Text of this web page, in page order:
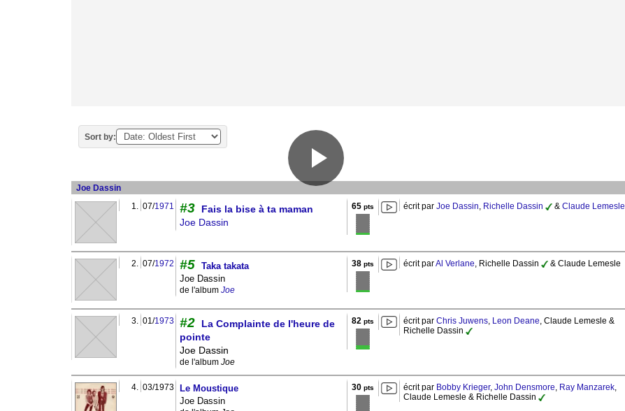
Sort by:
Joe Dassin
1. 07/1971 #3
Fais la bise à ta maman
Joe Dassin
65 pts écrit par Joe Dassin, Richelle Dassin & Claude Lemesle
2. 07/1972 #5 Taka takata
Joe Dassin
de l'album Joe
38 pts écrit parAl Verlane, Richelle Dassin & Claude Lemesle
3. 01/1973 #2
La Complainte de l'heure de
pointe
Joe Dassin
de l'album Joe
82 pts écrit par Chris Juwens, Leon Deane, Claude Lemesle &
Richelle Dassin
4. 03/1973
Le Moustique
Joe Dassin
30 pts écrit par Bobby Krieger, John Densmore, Ray Manzarek,
Claude Lemesle & Richelle Dassin